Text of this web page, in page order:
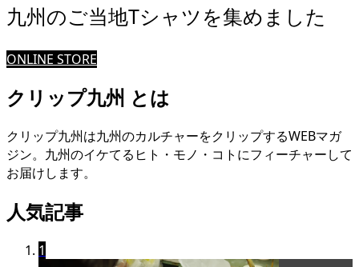
九州のご当地Tシャツを集めました
ONLINE STORE
クリップ九州 とは
クリップ九州は九州のカルチャーをクリップするWEBマガ
ジン。九州のイケてるヒト・モノ・コトにフィーチャーして
お届けします。
人気記事
1